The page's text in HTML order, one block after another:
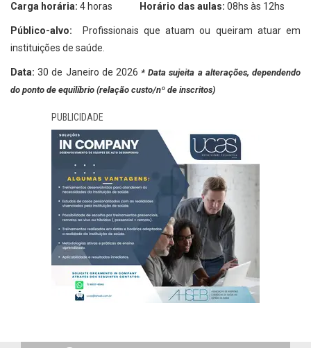
Carga horária: 4 horas Horário das aulas: 08hs às 12hs
Público-alvo:
Profissionais que atuam ou queiram atuar em
instituições de saúde.
Data: 30 de Janeiro de 2026* Data sujeita a alterações, dependendo
do ponto de equilíbrio (relação custo/nº de inscritos)
PUBLICIDADE